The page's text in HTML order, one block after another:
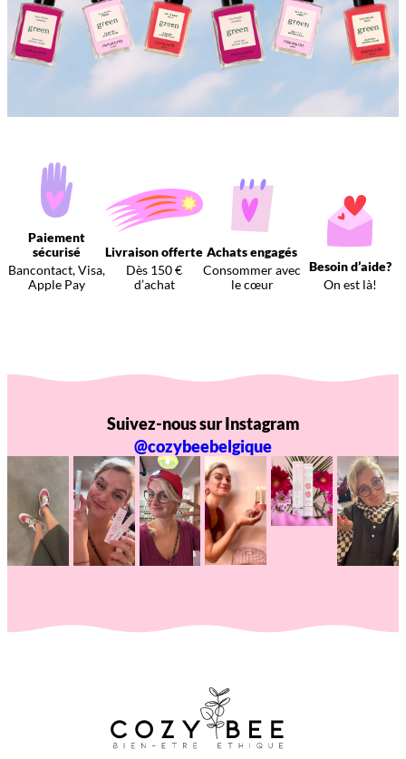
Paiement
sécurisé
Bancontact, Visa,
Apple Pay
Livraison offerte
Dès 150 €
d’achat
Achats engagés
Consommer avec
le cœur
Besoin d’aide?
On est là!
Suivez-nous sur Instagram
@cozybeebelgique